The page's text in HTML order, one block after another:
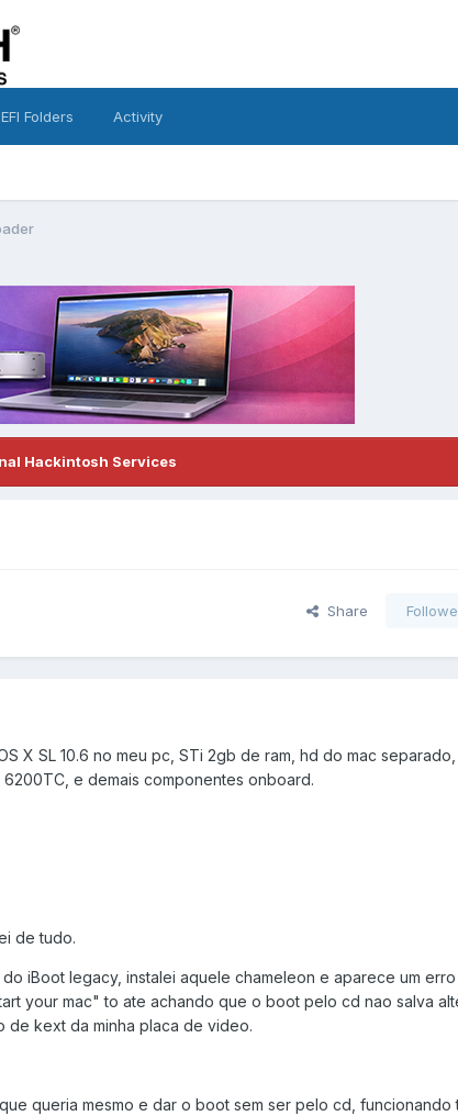
EFI Folders Activity
Hackintosh Services
Share
X SL 10.6 no meu pc, STi 2gb de ram, hd do mac
e demais componentes onboard.
de tudo.
iBoot legacy, instalei aquele chameleon e aparece um
your mac" to ate achando que o boot pelo cd nao salva
de kext da minha placa de video.
queria mesmo e dar o boot sem ser pelo cd, funcionando